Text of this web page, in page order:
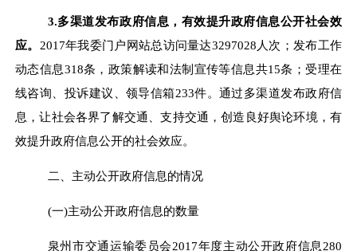
3.多渠道发布政府信息，有效提升政府信息公开社会效
应。 2017年我委门户网站总访问量达3297028 人次；发布工作
动态信息318条，政策解读和法制宣传等信息共15条；受理在
线咨询、投诉建议、领导信箱233件。通过多渠道发布政府信
息，让社会各界了解交通、支持交通，创造良好舆论环境，有
效提升政府信息公开的社会效应。
二、主动公开政府信息的情况
(一)主动公开政府信息的数量
泉州市交通运输委员会2017年度主动公开政府信息 280